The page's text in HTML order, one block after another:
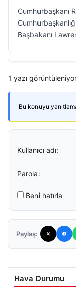
Cumhurbaşkanı
Başbakanı
1 yazı
Bu konuyu
Kullanıcı adı:
Parola:
Beni hatırla
Paylaş:
Hava Durumu